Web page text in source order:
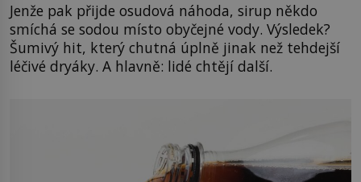
Jenže pak přijde osudová náhoda, sirup někdo
smíchá se sodou místo obyčejné vody. Výsledek?
Šumivý hit, který chutná úplně jinak než tehdejší
léčivé dryáky. A hlavně: lidé chtějí další.